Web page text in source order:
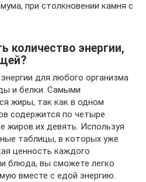
при столкновении камня с
количество энергии,
для любого организма
и белки. Самыми
жиры, так как в одном
содержится по четыре
жиров их девять. Используя
таблицы, в которых уже
ценность каждого
блюда, вы сможете легко
вместе с едой энергию.